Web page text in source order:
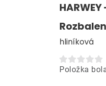
hliníková
Položka